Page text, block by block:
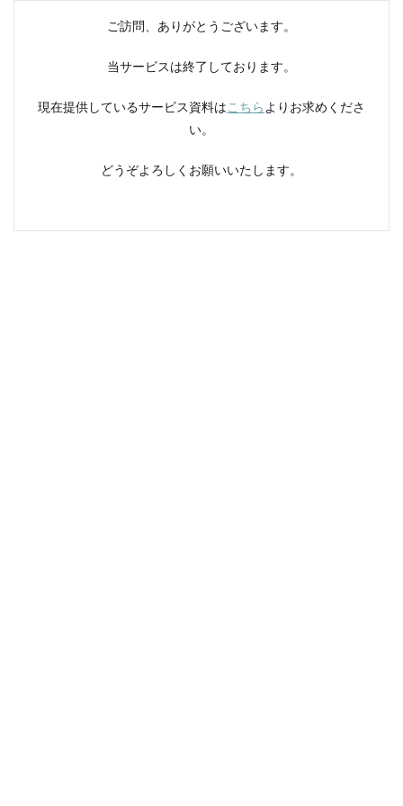
ご訪問、ありがとうございます。
当サービスは終了しております。
現在提供しているサービス資料はこちら よりお求めくださ
い。
どうぞよろしくお願いいたします。